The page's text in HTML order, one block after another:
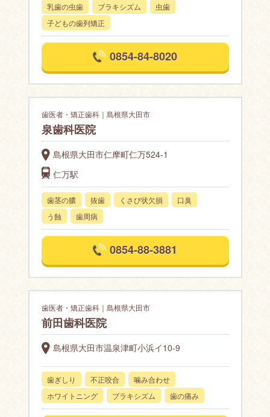
乳歯の虫歯
ブラキシズム
虫歯
子どもの歯列矯正
0854-84-8020
歯医者・矯正歯科｜島根県大田市
泉歯科医院
島根県大田市仁摩町仁万524-1
仁万駅
歯茎の膿 抜歯 くさび状欠損
口臭
う蝕
歯周病
0854-88-3881
歯医者・矯正歯科｜島根県大田市
前田歯科医院
島根県大田市温泉津町小浜イ10-9
歯ぎしり 不正咬合
噛み合わせ
ホワイトニング
ブラキシズム 歯の痛み